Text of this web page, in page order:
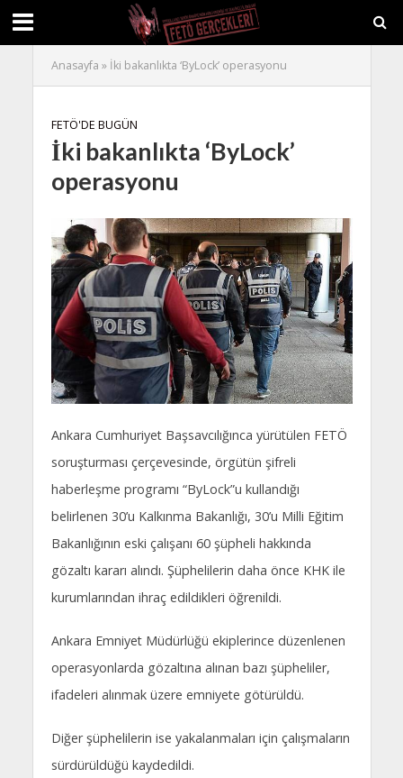
Anasayfa » İki bakanlıkta ‘ByLock’ operasyonu
FETÖ'DE BUGÜN
İki bakanlıkta ‘ByLock’
operasyonu
Ankara Cumhuriyet Başsavcılığınca yürütülen FETÖ
soruşturması çerçevesinde, örgütün şifreli
haberleşme programı “ByLock”u kullandığı
belirlenen 30’u Kalkınma Bakanlığı, 30’u Milli Eğitim
Bakanlığının eski çalışanı 60 şüpheli hakkında
gözaltı kararı alındı. Şüphelilerin daha önce KHK ile
kurumlarından ihraç edildikleri öğrenildi.
Ankara Emniyet Müdürlüğü ekiplerince düzenlenen
operasyonlarda gözaltına alınan bazı şüpheliler,
ifadeleri alınmak üzere emniyete götürüldü.
Diğer şüphelilerin ise yakalanmaları için çalışmaların
sürdürüldüğü kaydedildi.